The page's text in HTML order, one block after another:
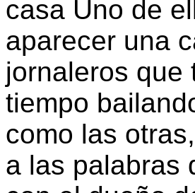
casa Uno de
aparecer una
jornaleros que
tiempo
como las
a las palabras